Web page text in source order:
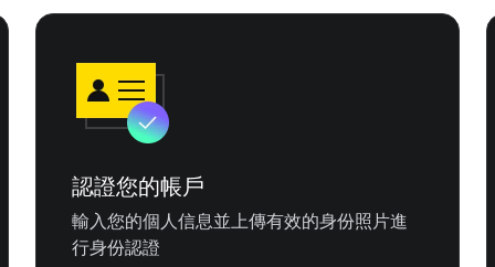
認證您的帳戶
輸入您的個人信息並上傳有效的身份照片進
行身份認證